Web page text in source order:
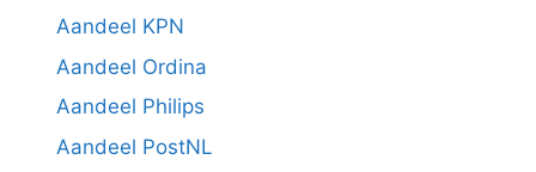
Aandeel KPN
Aandeel Ordina
Aandeel Philips
Aandeel PostNL